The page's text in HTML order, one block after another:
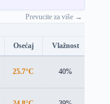
Prevucite za više →
Osećaj Vlažnost
25.7°C 40%